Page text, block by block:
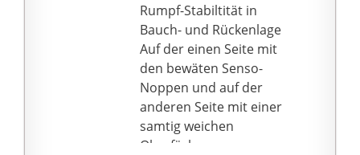
aufbewahrt, der
Seitengriffdeckel lässt
sich leicht abnehmen,
um Zugang zur Nadel
zum Aufblasen zu
erhalten. Geschenk:
Stacheliger
Rumpf-Stabiltität in
Bauch- und Rückenlage
Auf der einen Seite mit
den bewäten Senso-
Noppen und auf der
anderen Seite mit einer
samtig weichen
Oberfäche